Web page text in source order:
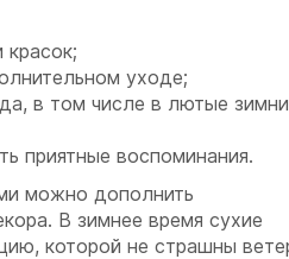
уходе;
в том числе в лютые
приятные воспоминания.
можно дополнить
В зимнее время сухие
которой не страшны